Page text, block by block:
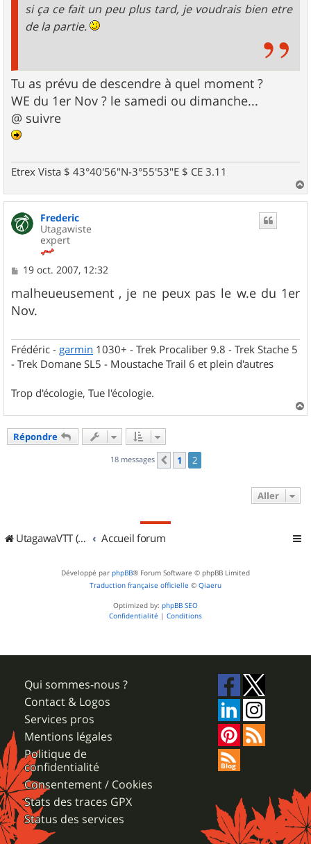
si ça ce fait un peu plus tard, je voudrais bien etre
de la partie.
Tu as prévu de descendre à quel moment ?
WE du 1er Nov ? le samedi ou dimanche...
@ suivre
Etrex Vista $ 43°40'56"N-3°55'53"E $ CE 3.11
a
Frederic
Utagawiste
expert
M
s
s
a
19 oct. 2007, 12:32
malheueusement , je ne peux pas le w.e du 1er
Nov.
Frédéric - garmin 1030+ - Trek Procaliber 9.8 - Trek Stache 5
- Trek Domane SL5 - Moustache Trail 6 et plein d'autres
Trop d'écologie, Tue l'écologie.
a
Répondre
18 messages Précédent
1 2
Aller
UtagawaVTT (Randos VTT et VTTAE avec traces GPS) Accueil forum
Développé par phpBB® Forum Software © phpBB Limited
Traduction française officielle © Qiaeru
Optimized by: phpBB SEO
Confidentialité | Conditions
Qui sommes-nous ?
Contact & Logos
Services pros
Mentions légales
Politique de
confidentialité
Consentement / Cookies
Stats des traces GPX
Status des services